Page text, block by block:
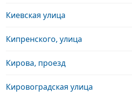
Киевская улица
Кипренского, улица
Кирова, проезд
Кировоградская улица